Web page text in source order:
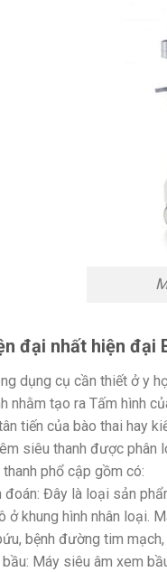
đại nhất hiện đại
dụng cụ cần thiết ở y
nhằm tạo ra Tấm hình
tiến của bào thai hay
siêu thanh được phân
phổ cập gồm có:
đoán: Đây là loại sản
ở khung hình nhân loại.
bệnh đường tim
Máy siêu âm xem